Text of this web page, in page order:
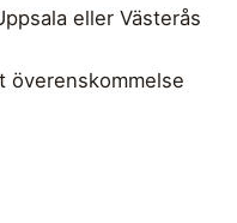
eller Västerås
överenskommelse